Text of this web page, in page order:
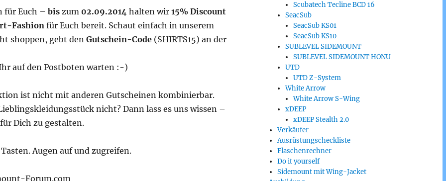
für Euch – bis zum 02.09.2014 halten wir 15% Discount
Fashion für Euch bereit. Schaut einfach in unserem
shoppen, gebt den Gutschein-Code (SHIRTS15) an der
auf den Postboten warten :-)
ist nicht mit anderen Gutscheinen kombinierbar.
nicht? Dann lass es uns wissen –
Dich zu gestalten.
Augen auf und zugreifen.
Forum.com
Scubatech Tecline BCD 16
SeacSub
SeacSub KS01
SeacSub KS10
SUBLEVEL SIDEMOUNT
SUBLEVEL SIDEMOUNT HONU
UTD
UTD Z-System
White Arrow
White Arrow S-Wing
xDEEP
xDEEP Stealth 2.0
Verkäufer
Ausrüstungscheckliste
Flaschenrechner
Do it yourself
Sidemount mit Wing-Jacket